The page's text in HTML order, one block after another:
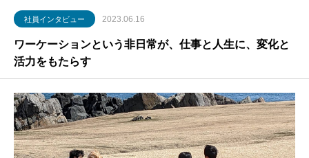
社員インタビュー 2023.06.16
ワーケーションという非日常が、仕事と人生に、変化と
活力をもたらす